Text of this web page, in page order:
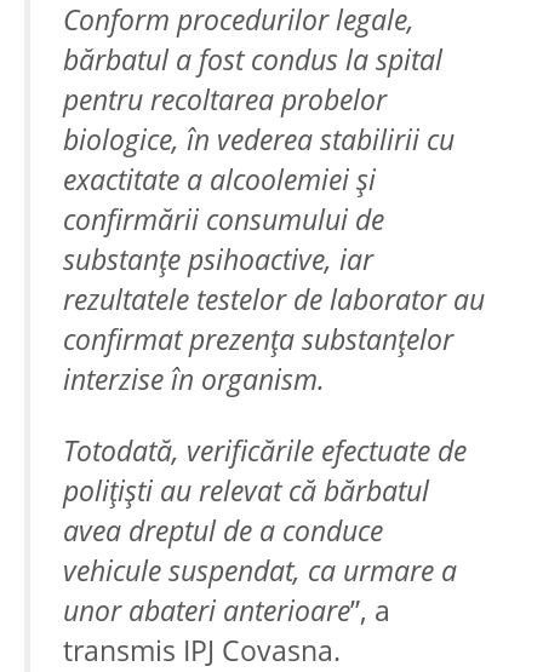
Conform procedurilor legale,
bărbatul a fost condus la spital
pentru recoltarea probelor
biologice, în vederea stabilirii cu
exactitate a alcoolemiei și
confirmării consumului de
substanțe psihoactive, iar
rezultatele testelor de laborator au
confirmat prezența substanțelor
interzise în organism.
Totodată, verificările efectuate de
polițiști au relevat căbărbatul
avea dreptul de a conduce
vehicule suspendat, ca urmare a
unor abateri anterioare”, a
transmis IPJ Covasna.